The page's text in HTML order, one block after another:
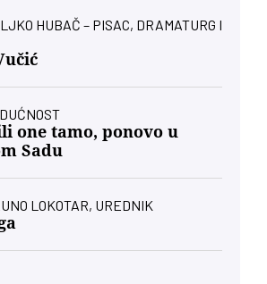
HUBAČ – PISAC, DRAMATURG I
one tamo, ponovo u
Sadu
LOKOTAR, UREDNIK